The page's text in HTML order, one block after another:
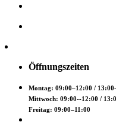
Öffnungszeiten
Montag: 09:00–12:00 /
Mittwoch: 09:00--12:00 /
Freitag: 09:00–11:00